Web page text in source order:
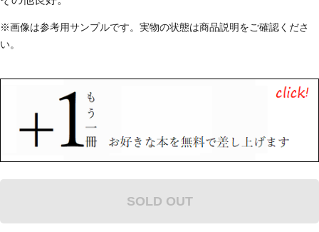
※画像は参考用サンプルです。実物の状態は商品説明をご確認くださ
い。
SOLD OUT